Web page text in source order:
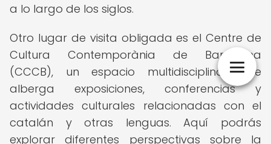
a lo largo de los siglos.
Otro lugar de visita obligada es el Centre de
Cultura Contemporània de Barcelona
(CCCB), un espacio multidisciplinar que
alberga exposiciones, conferencias y
actividades culturales relacionadas con el
catalán y otras lenguas. Aquí podrás
explorar diferentes perspectivas sobre la